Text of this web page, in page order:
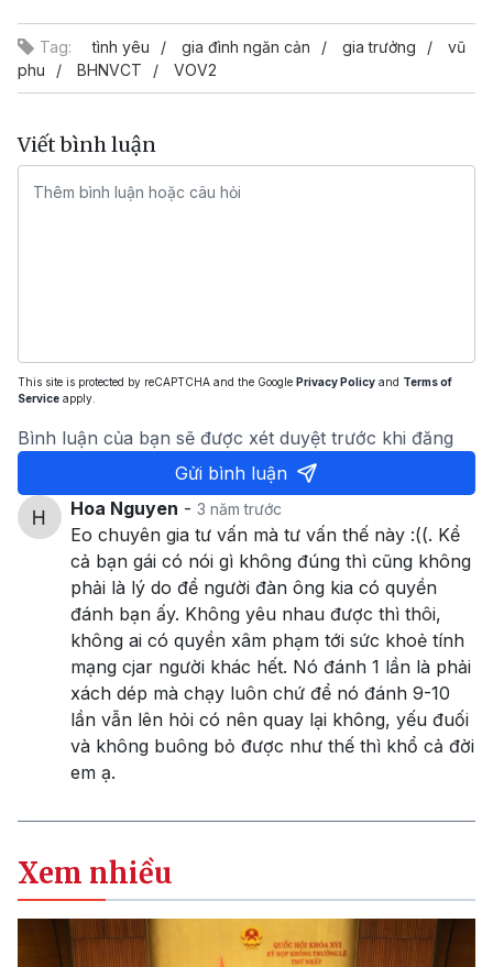
Tag: tình yêu gia đình ngăn cản gia trưởng
vũ
phu
BHNVCT VOV2
Viết bình luận
This site is protected by reCAPTCHA and the Google Privacy Policy and Terms of
Service apply.
Bình luận của bạn sẽ được xét duyệt trước khi đăng
Gửi bình luận
Hoa Nguyen - 3 năm trước
Eo chuyên gia tư vấn mà tư vấn thế này :((. Kể
cả bạn gái có nói gì không đúng thì cũng không
phải là lý do để người đàn ông kia có quyền
đánh bạn ấy. Không yêu nhau được thì thôi,
không ai có quyền xâm phạm tới sức khoẻ tính
mạng cjar người khác hết. Nó đánh 1 lần là phải
xách dép mà chạy luôn chứ để nó đánh 9-10
lần vẫn lên hỏi có nên quay lại không, yếu đuối
và không buông bỏ được như thế thì khổ cả đời
em ạ.
Xem nhiều